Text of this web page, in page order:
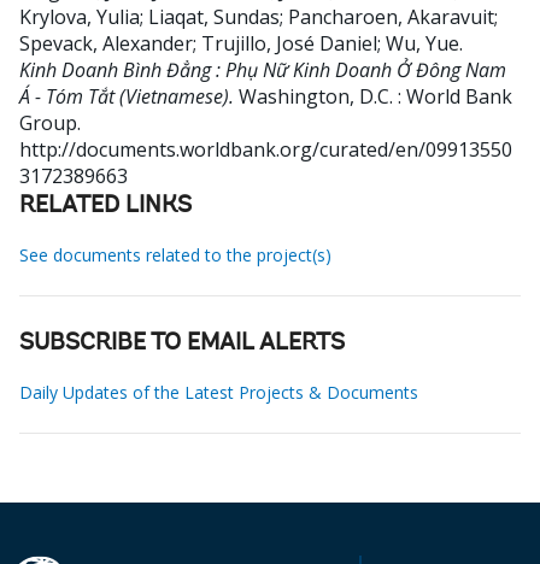
Krylova, Yulia; Liaqat, Sundas; Pancharoen, Akaravuit;
Spevack, Alexander; Trujillo, José Daniel; Wu, Yue.
Kinh Doanh Bình Đẳng : Phụ Nữ Kinh Doanh Ở Đông Nam
Á - Tóm Tắt (Vietnamese). Washington, D.C. : World Bank
Group.
http://documents.worldbank.org/curated/en/09913550
3172389663
RELATED LINKS
See documents related to the project(s)
SUBSCRIBE TO EMAIL ALERTS
Daily Updates of the Latest Projects & Documents